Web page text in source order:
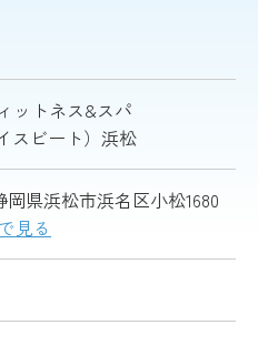
ットネス&スパ
スビート）浜松
県浜松市浜名区小松1680
見る